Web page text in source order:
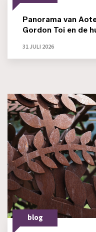
Panorama van
Gordon Toi en de
31 JULI 2026
blog